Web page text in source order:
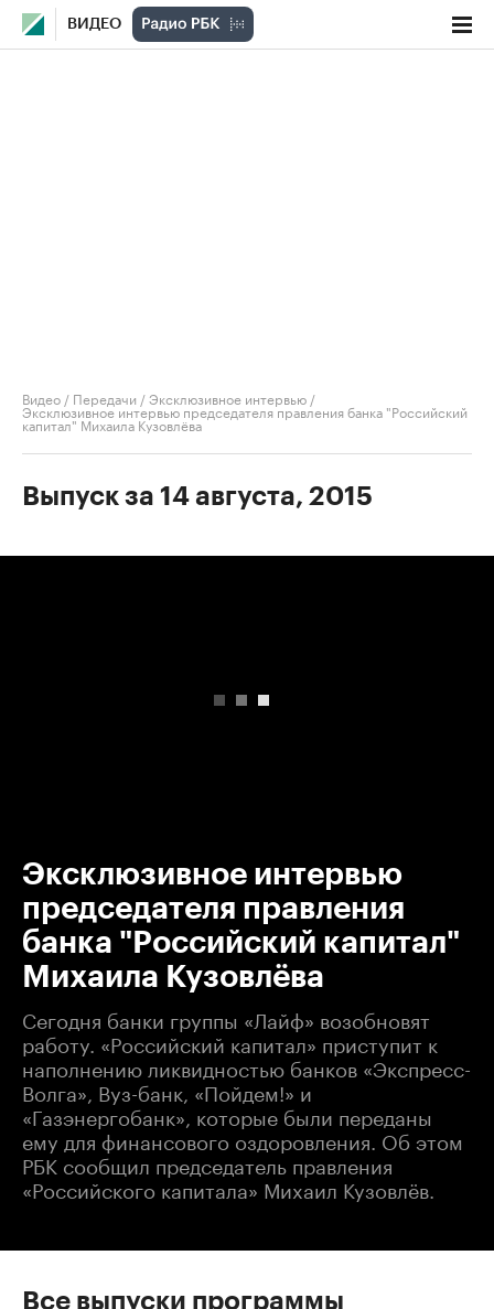
ВИДЕО
Видео / Передачи /Эксклюзивное интервью /
Эксклюзивное интервью председателя правления банка "Российский
капитал" Михаила Кузовлёва
Выпуск за 14 августа, 2015
Эксклюзивное интервью
председателя правления
банка "Российский капитал"
Михаила Кузовлёва
Сегодня банки группы «Лайф» возобновят
работу. «Российский капитал» приступит к
наполнению ликвидностью банков «Экспресс-
Волга», Вуз-банк, «Пойдем!» и
«Газэнергобанк», которые были переданы
ему для финансового оздоровления. Об этом
РБК сообщил председатель правления
«Российского капитала» Михаил Кузовлёв.
Все выпуски программы